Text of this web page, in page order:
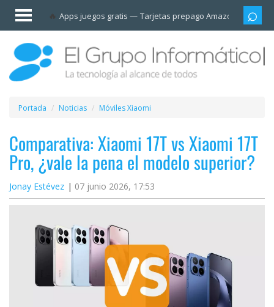
Apps juegos gratis Tarjetas prepago Amazon
Invitado
Iniciar
sesión /
Registrarse
Esenciales
Móviles
Ofertas
Apps
Redes
sociales
Plataformas
streaming
Portada Noticias Móviles Xiaomi
Comparativa: Xiaomi 17T vs Xiaomi 17T
Pro, ¿vale la pena el modelo superior?
Jonay Estévez 07 junio 2026, 17:53